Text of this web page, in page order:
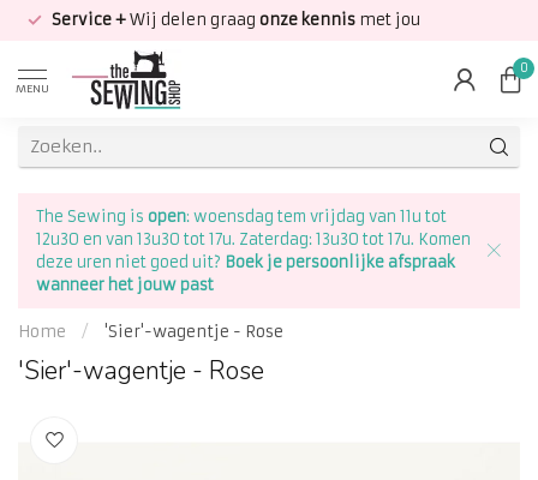
Service +Wij delen graag onze kennis met jou
MENU
0
The Sewing is open: woensdag tem vrijdag van 11u tot
12u30 en van 13u30 tot 17u. Zaterdag: 13u30 tot 17u. Komen
deze uren niet goed uit? Boek je persoonlijke afspraak
wanneer het jouw past
Home / 'Sier'-wagentje - Rose
'Sier'-wagentje - Rose